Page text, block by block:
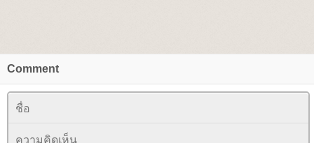
Comment